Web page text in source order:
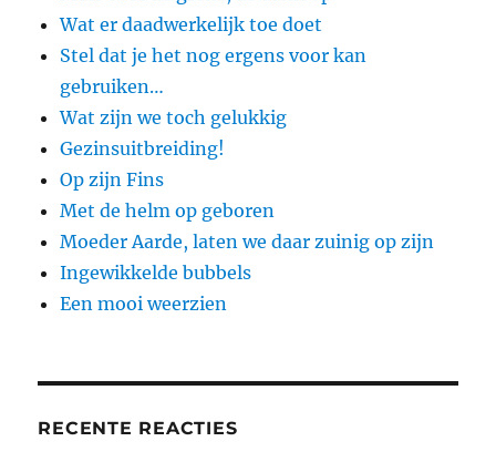
Wat er daadwerkelijk toe doet
Stel dat je het nog ergens voor kan
gebruiken…
Wat zijn we toch gelukkig
Gezinsuitbreiding!
Op zijn Fins
Met de helm op geboren
Moeder Aarde, laten we daar zuinig op zijn
Ingewikkelde bubbels
Een mooi weerzien
RECENTE REACTIES